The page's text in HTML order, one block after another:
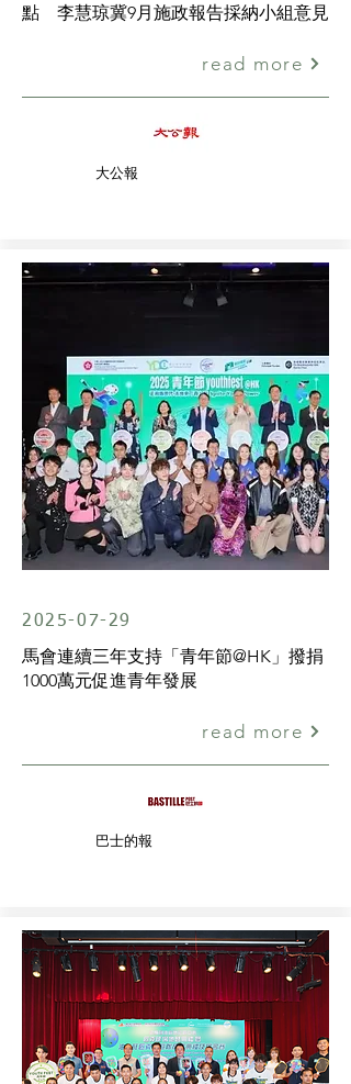
點 李慧琼冀9月施政報告採納小組意見
read more
大公報
2025-07-29
馬會連續三年支持「青年節@HK」撥捐
1000萬元促進青年發展
read more
巴士的報